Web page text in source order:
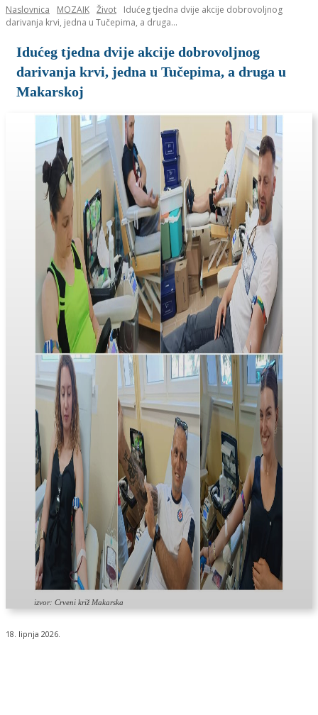
Naslovnica MOZAIK Život
Idućeg tjedna dvije akcije dobrovoljnog
darivanja krvi, jedna u Tučepima, a druga...
Idućeg tjedna dvije akcije dobrovoljnog
darivanja krvi, jedna u Tučepima, a druga u
Makarskoj
izvor: Crveni križ Makarska
18. lipnja 2026.